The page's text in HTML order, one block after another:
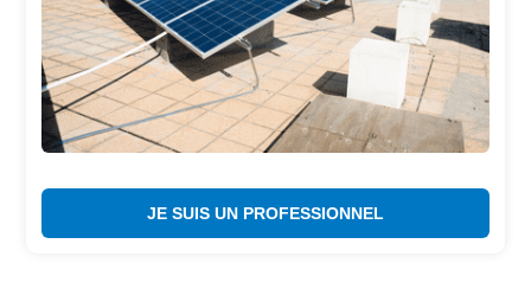
JE SUIS UN PROFESSIONNEL